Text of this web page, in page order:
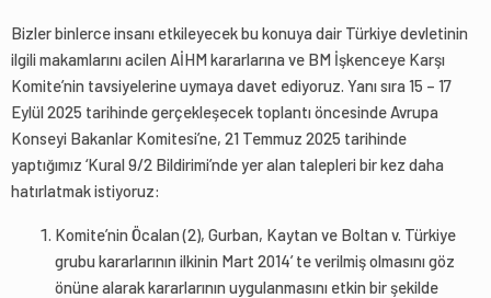
Bizler binlerce insanı etkileyecek bu konuya dair Türkiye devletinin
ilgili makamlarını acilen AİHM kararlarına ve BM İşkenceye Karşı
Komite’nin tavsiyelerine uymaya davet ediyoruz. Yanı sıra 15 – 17
Eylül 2025 tarihinde gerçekleşecek toplantı öncesinde Avrupa
Konseyi Bakanlar Komitesi’ne, 21 Temmuz 2025 tarihinde
yaptığımız ‘Kural 9/2 Bildirimi’nde yer alan talepleri bir kez daha
hatırlatmak istiyoruz:
Komite’nin Öcalan (2), Gurban, Kaytan ve Boltan v. Türkiye
grubu kararlarının ilkinin Mart 2014’ te verilmiş olmasını göz
önüne alarak kararlarının uygulanmasını etkin bir şekilde